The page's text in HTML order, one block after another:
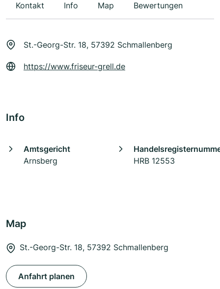
Kontakt Info Map Bewertungen
St.-Georg-Str. 18, 57392 Schmallenberg
https://www.friseur-grell.de
Info
Amtsgericht
Arnsberg
HRB 12553
Map
St.-Georg-Str. 18, 57392 Schmallenberg
Anfahrt planen